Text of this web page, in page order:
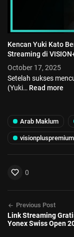
Kencan Yuki Kato
Streaming di
October 17, 2025
Setelah sukses
(Yuki… Read more
Arab Maklum
visionpluspremium
0
Previous Post
Link Streaming
Yonex Swiss Open